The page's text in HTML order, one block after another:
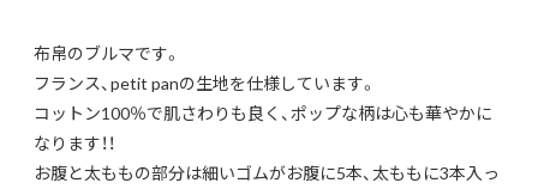
布帛のブルマです。
フランス、petit panの生地を仕様しています。
コットン100％で肌さわりも良く、ポップな柄は心も華やかに
なります！！
お腹と太ももの部分は細いゴムがお腹に5本、太ももに3本入っ